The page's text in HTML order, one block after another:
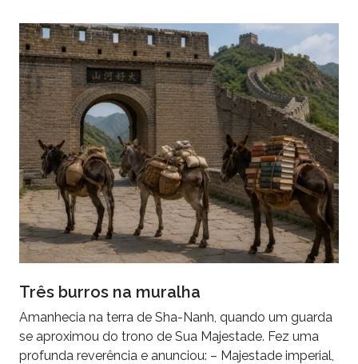
Três burros na muralha
Amanhecia na terra de Sha-Nanh, quando um guarda
se aproximou do trono de Sua Majestade. Fez uma
profunda reverência e anunciou: – Majestade imperial,